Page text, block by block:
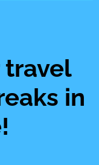
travel
in